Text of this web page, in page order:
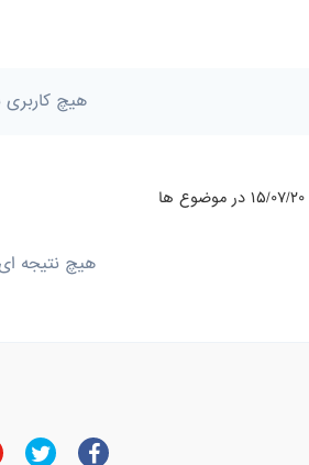
هیچ کاربری
هیچ نتیجه